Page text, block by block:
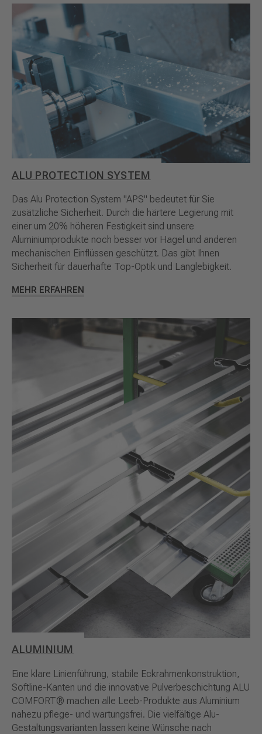
ALU PROTECTION SYSTEM
Das Alu Protection System "APS" bedeutet für Sie
zusätzliche Sicherheit. Durch die härtere Legierung mit
einer um 20% höheren Festigkeit sind unsere
Aluminiumprodukte noch besser vor Hagel und anderen
mechanischen Einflüssen geschützt. Das gibt Ihnen
Sicherheit für dauerhafte Top-Optik und Langlebigkeit.
MEHR ERFAHREN
ALUMINIUM
Eine klare Linienführung, stabile Eckrahmenkonstruktion,
Softline-Kanten und die innovative Pulverbeschichtung ALU
COMFORT® machen alle Leeb-Produkte aus Aluminium
nahezu pflege- und wartungsfrei. Die vielfältige Alu-
Gestaltungsvarianten lassen keine Wünsche nach